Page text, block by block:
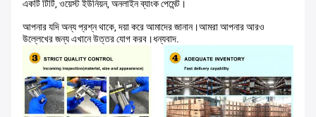
একটি টিটি, ওয়েস্ট ইউনিয়ন, অনলাইন ব্যাংক পেমেন্ট।
আপনার যদি অন্য প্রশ্ন থাকে, দয়া করে আমাদের জানান।আমরা আপনার আরও
উল্লেখের জন্য এখানে উত্তর যোগ করব।ধন্যবাদ.